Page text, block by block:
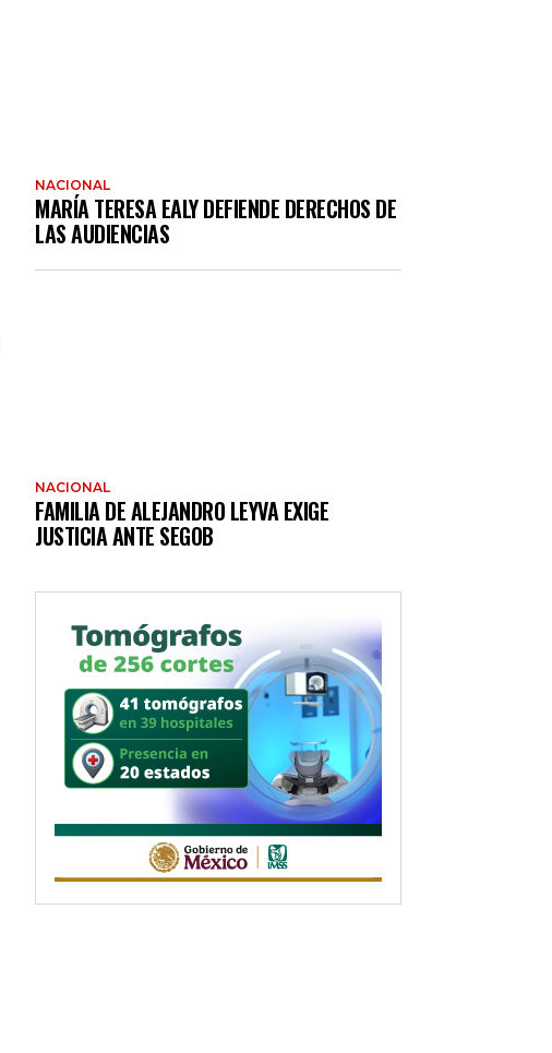
NACIONAL
MARÍA TERESA EALY DEFIENDE DERECHOS DE
LAS AUDIENCIAS
NACIONAL
FAMILIA DE ALEJANDRO LEYVA EXIGE
JUSTICIA ANTE SEGOB